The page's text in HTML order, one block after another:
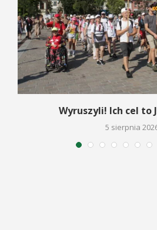
Wyruszyli! Ich cel to
5 sierpnia